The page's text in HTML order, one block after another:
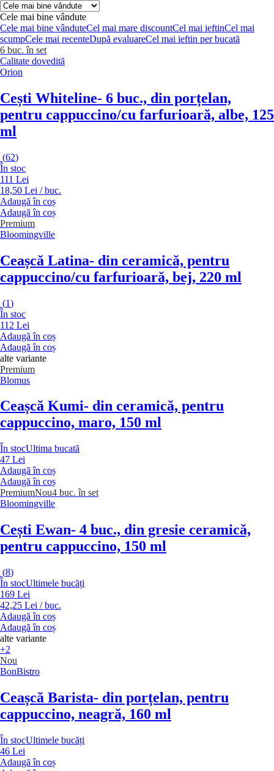
Cele mai bine vândute
Cele mai bine vânduteCel mai mare discountCel mai ieftinCel mai
scumpCele mai recenteDupă evaluareCel mai ieftin per bucată
6 buc. în set
Calitate dovedită
Orion
Cești Whiteline- 6 buc., din porțelan,
pentru cappuccino/cu farfurioară, albe, 125
ml
(62)
În stoc
111 Lei
18,50 Lei / buc.
Adaugă în coș
Adaugă în coș
Premium
Bloomingville
Ceașcă Latina- din ceramică, pentru
cappuccino/cu farfurioară, bej, 220 ml
(1)
În stoc
112 Lei
Adaugă în coș
Adaugă în coș
alte variante
Premium
Blomus
Ceașcă Kumi- din ceramică, pentru
cappuccino, maro, 150 ml
În stocUltima bucată
47 Lei
Adaugă în coș
Adaugă în coș
PremiumNou4 buc. în set
Bloomingville
Cești Ewan- 4 buc., din gresie ceramică,
pentru cappuccino, 150 ml
(8)
În stocUltimele bucăți
169 Lei
42,25 Lei / buc.
Adaugă în coș
Adaugă în coș
alte variante
+2
Nou
BonBistro
Ceașcă Barista- din porțelan, pentru
cappuccino, neagră, 160 ml
În stocUltimele bucăți
46 Lei
Adaugă în coș